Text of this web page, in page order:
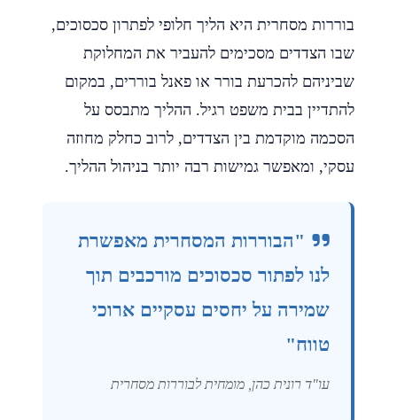
בוררות מסחרית היא הליך חלופי לפתרון סכסוכים,
שבו הצדדים מסכימים להעביר את המחלוקת
שביניהם להכרעת בורר או פאנל בוררים, במקום
להתדיין בבית משפט רגיל. ההליך מתבסס על
הסכמה מוקדמת בין הצדדים, לרוב כחלק מחוזה
עסקי, ומאפשר גמישות רבה יותר בניהול ההליך.
"הבוררות המסחרית מאפשרת
לנו לפתור סכסוכים מורכבים תוך
שמירה על יחסים עסקיים ארוכי
טווח"
עו"ד רונית כהן, מומחית לבוררות מסחרית